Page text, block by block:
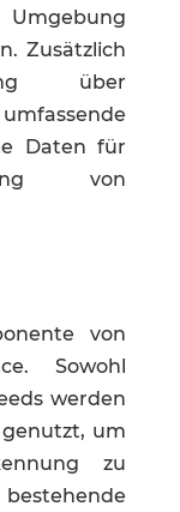
Zusätzlich
über
Daten für
von
von
Sowohl
werden
um
zu